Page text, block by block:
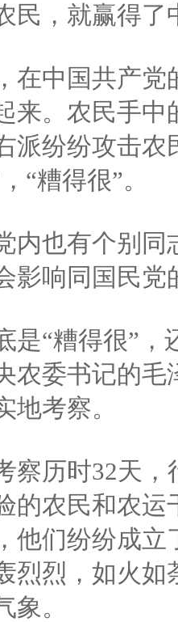
民，就赢得了
中国共产党
来。农民手
派纷纷攻击
“糟得很”。
也有个别同
影响同国民党
“糟得很”，
农委书记的毛
地考察。
历时32天，
的农民和农
他们纷纷成
烈烈，如火
。